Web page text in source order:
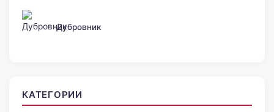
Дубровник
КАТЕГОРИИ